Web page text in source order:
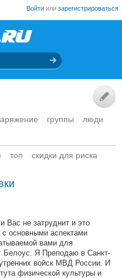
Войти или зарегистрироваться
группы
люди
топ скидки для риска
Вас не затруднит и это
основными аспектами
вами для
Белоус. Я Преподаю в Санкт-
войск МВД России. И
физической культуры и